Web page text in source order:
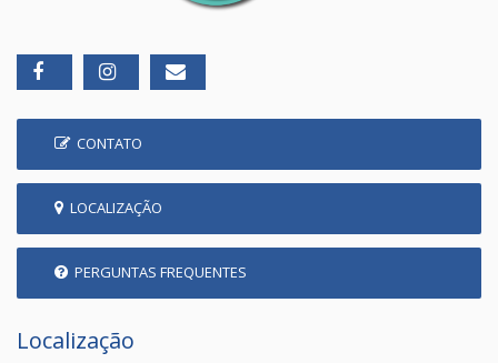
CONTATO
LOCALIZAÇÃO
PERGUNTAS FREQUENTES
Localização